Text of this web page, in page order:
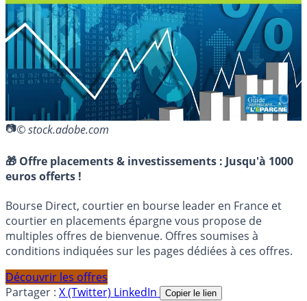
© stock.adobe.com
🎁 Offre placements & investissements : Jusqu'à 1000
euros offerts !
Bourse Direct, courtier en bourse leader en France et
courtier en placements épargne vous propose de
multiples offres de bienvenue. Offres soumises à
conditions indiquées sur les pages dédiées à ces offres.
Découvrir les offres
Partager : X (Twitter) LinkedIn Copier le lien